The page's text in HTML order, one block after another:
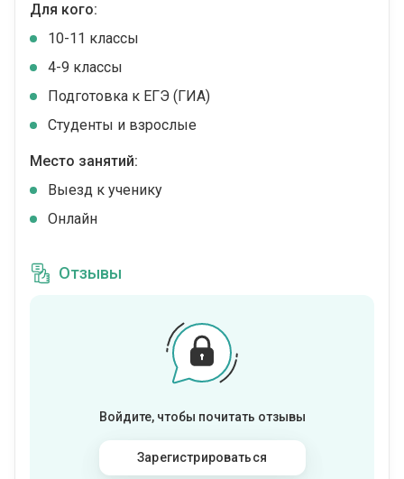
Для кого:
10-11 классы
4-9 классы
Подготовка к ЕГЭ (ГИА)
Студенты и взрослые
Место занятий:
Выезд к ученику
Онлайн
Отзывы
Войдите, чтобы почитать отзывы
Зарегистрироваться